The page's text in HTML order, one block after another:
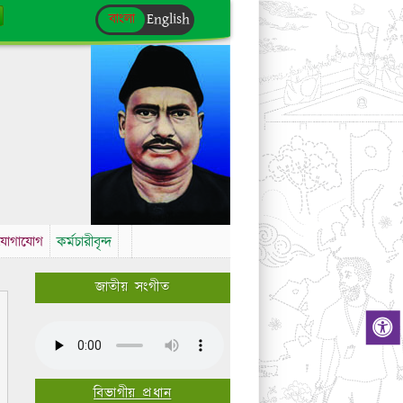
বাংলা English
কর্মচারীবৃন্দ
জাতীয় সংগীত
বিভাগীয় প্রধান